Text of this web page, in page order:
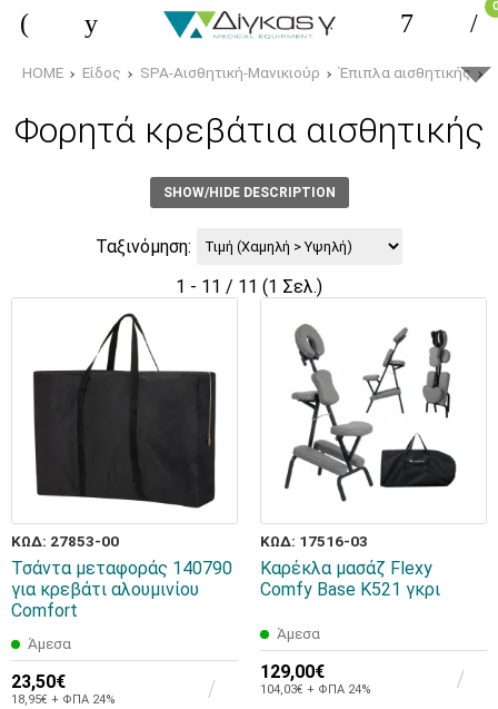
0
HOME Είδος SPA-Αισθητική-Μανικιούρ Έπιπλα αισθητικής
Φορητά κρεβάτια αισθητικής
SHOW/HIDE DESCRIPTION
Ταξινόμηση:
1 - 11 / 11 (1 Σελ.)
ΚΩΔ: 27853-00
Τσάντα μεταφοράς 140790
για κρεβάτι αλουμινίου
Comfort
Άμεσα
23,50€
18,95€ + ΦΠΑ 24%
ΚΩΔ: 17516-03
Καρέκλα μασάζ Flexy
Comfy Base K521 γκρι
Άμεσα
129,00€
104,03€ + ΦΠΑ 24%